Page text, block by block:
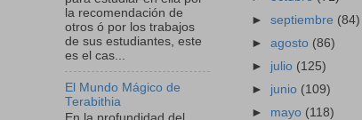
la recomendación de
otros ó por los trabajos
de sus estudiantes, este
es el cas...
El Mundo Mágico de
Terabithia
►septiembre (84)
►agosto (86)
► julio (125)
► junio (109)
► mayo (118)